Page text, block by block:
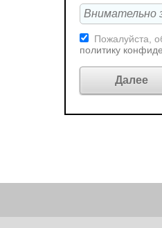
Пожалуйста,
политику